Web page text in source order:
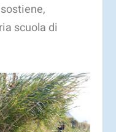
scuola di